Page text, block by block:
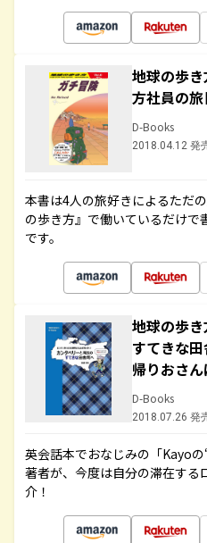
地球の歩
方社員の
D-Books
2018.04.12 発
本書は4人の旅好きによるただ
の歩き方』で働いているだけ
です。
地球の歩
すてきな
帰りおさ
D-Books
2018.07.26 発
英会話本でおなじみの「Kayo
著者が、今度は自分の滞在する
介！